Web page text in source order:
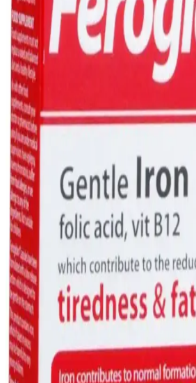
Pirzola Besin Değeri ve Sağlık
Hakkında Detaylı Bilgi
Pirzola, yüksek protein ve demir içeriğiyle
sağlıklı pişirme yöntemleriyle
katarken, dengeli ve kontrollü tüketim
Demir Damlası Nedir, Faydaları
Hakkında Bilmeniz Gerekenler
Demir damlası, demir eksikliğini gideren
kolay kullanımlı bir takviyedir. Doğru doz
sağlığınıza katkı sağlar.
Ocean Demir Damla: Demir
Yaşam İçin Güvenilir Çözüm
Ocean Demir Damla, damla formunda
kolaylığı sağlar, demir eksikliği ve anemiye
takviye seçeneğidir.
Marketlerde Bulunan Demir
Kullanım İpuçları ve Sağlık
Marketlerde bulunan çeşitli demir
ve dozda sunulur. Doğru ürünü seçmek
inceleyin ve uzmanlara danışın.